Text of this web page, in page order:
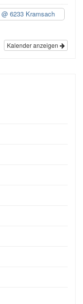
@ 6233 Kramsach
Kalender anzeigen